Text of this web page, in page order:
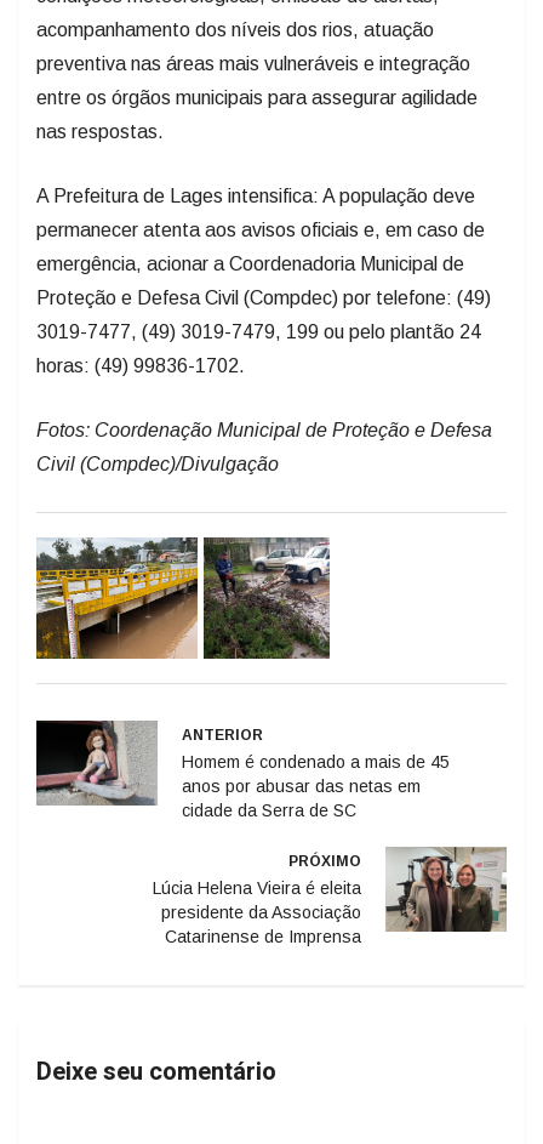
preventiva nas áreas mais vulneráveis e integração
entre os órgãos municipais para assegurar agilidade
nas respostas.
permanecer atenta aos avisos oficiais e, em caso de
emergência, acionar a Coordenadoria Municipal de
Proteção e Defesa Civil (Compdec) por telefone: (49)
3019-7477, (49) 3019-7479, 199 ou pelo plantão 24
horas: (49) 99836-1702.
Civil (Compdec)/Divulgação
anos por abusar das netas em
cidade da Serra de SC
PRÓXIMO
presidente da Associação
Catarinense de Imprensa